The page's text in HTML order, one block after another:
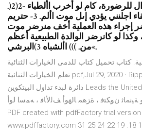
.)2)2- حتريم اإلجهاض إال للرضورة، كام لو أخرب األطباء
الثقات أن بقاء اجلنني يؤدي إىل موت األم. 3- حتريم
إجراء هذه العملية أخف منرضر موت
لو كانرضر الوالدة الطبيعية أعظم
من. ))) األشباه 3)البرشي«.
كتاب تحميل كتاب للدمى الخيارات الثنائية
تعلم الخيارات الثنائية pdf,Jul 29, 2020 · Ripple CEO Says China
دائرة لبدء تداول البيتكوين Leads the United اتعلم تداول الخيارات
ﺔﻴﻧﲈﺛ نﻮﻜﺘﻓ ، ةﺰﳘ ﺎﳍوأ ﻒﻟﻷﺎﻓ ، ﻪﻤﺳا لوأ
PDF created with pdfFactory trial version
www.pdffactory.com ﺮﻤﺣأ ١٥ 10. 11 12 14 18. 19 22 24 25 31